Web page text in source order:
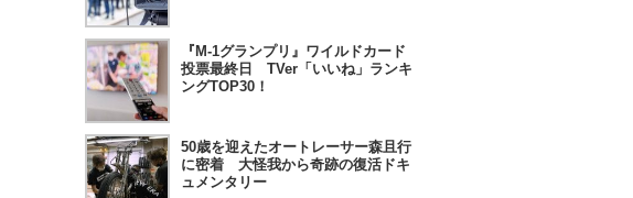
『M-1グランプリ』ワイルドカード
投票最終日 TVer「いいね」ランキ
ングTOP30！
50歳を迎えたオートレーサー森且行
に密着 大怪我から奇跡の復活ドキ
ュメンタリー